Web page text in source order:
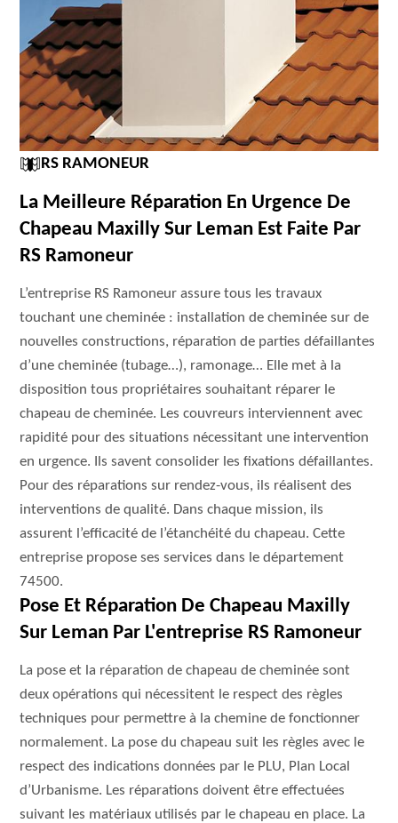
RS RAMONEUR
La Meilleure Réparation En Urgence De
Chapeau Maxilly Sur Leman Est Faite Par
RS Ramoneur
L’entreprise RS Ramoneur assure tous les travaux
touchant une cheminée : installation de cheminée sur de
nouvelles constructions, réparation de parties défaillantes
d’une cheminée (tubage…), ramonage… Elle met à la
disposition tous propriétaires souhaitant réparer le
chapeau de cheminée. Les couvreurs interviennent avec
rapidité pour des situations nécessitant une intervention
en urgence. Ils savent consolider les fixations défaillantes.
Pour des réparations sur rendez-vous, ils réalisent des
interventions de qualité. Dans chaque mission, ils
assurent l’efficacité de l’étanchéité du chapeau. Cette
entreprise propose ses services dans le département
74500.
Pose Et Réparation De Chapeau Maxilly
Sur Leman Par L'entreprise RS Ramoneur
La pose et la réparation de chapeau de cheminée sont
deux opérations qui nécessitent le respect des règles
techniques pour permettre à la chemine de fonctionner
normalement. La pose du chapeau suit les règles avec le
respect des indications données par le PLU, Plan Local
d’Urbanisme. Les réparations doivent être effectuées
suivant les matériaux utilisés par le chapeau en place. La